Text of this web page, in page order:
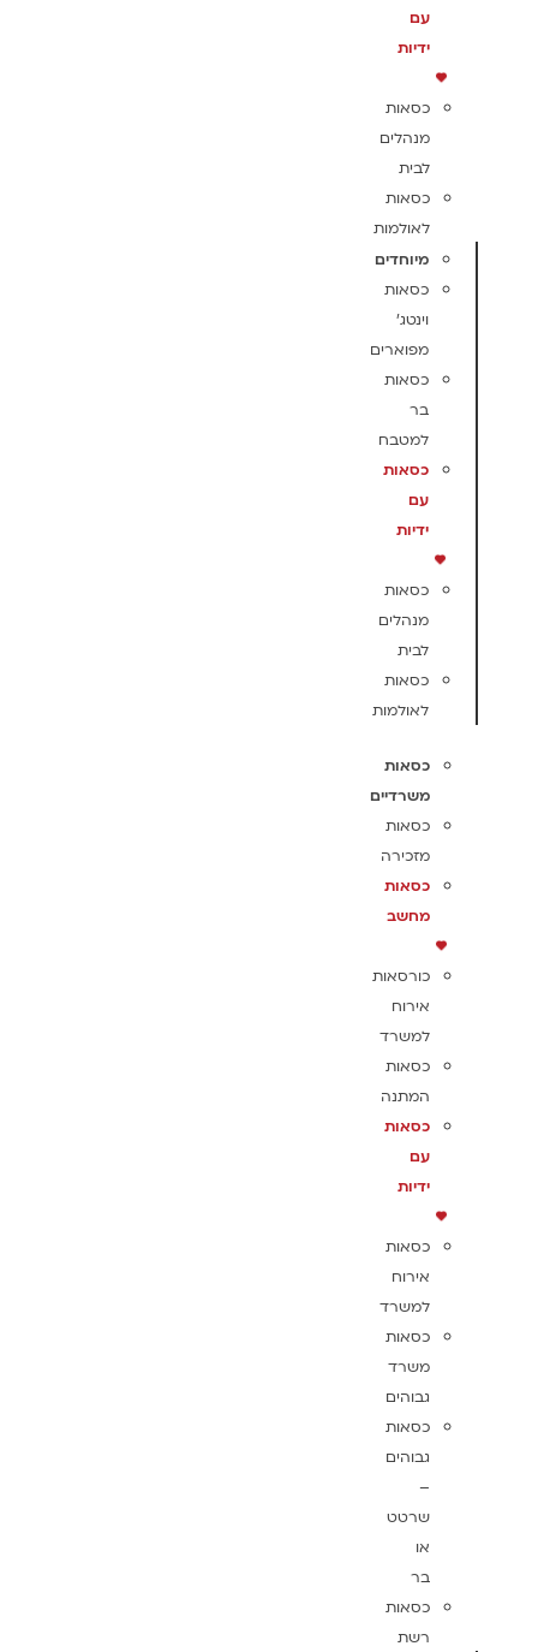
עם
ידיות
כסאות
מנהלים
לבית
כסאות
לאולמות
מיוחדים
כסאות
וינטג'
מפוארים
כסאות
בר
למטבח
כסאות
עם
ידיות
כסאות
מנהלים
לבית
כסאות
לאולמות
כסאות
משרדיים
כסאות
מזכירה
כסאות
מחשב
כורסאות
אירוח
למשרד
כסאות
המתנה
כסאות
עם
ידיות
כסאות
אירוח
למשרד
כסאות
משרד
גבוהים
כסאות
גבוהים
–
שרטט
או
בר
כסאות
רשת